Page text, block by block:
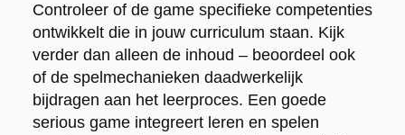
Controleer of de game specifieke competenties
ontwikkelt die in jouw curriculum staan. Kijk
verder dan alleen de inhoud – beoordeel ook
of de spelmechanieken daadwerkelijk
bijdragen aan het leerproces. Een goede
serious game integreert leren en spelen